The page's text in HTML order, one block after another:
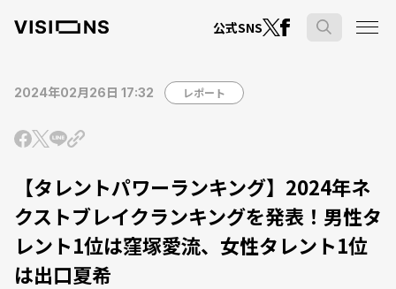
公式SNS
2024年02月26日 17:32 レポート
【タレントパワーランキング】2024年ネ
クストブレイクランキングを発表！男性タ
レント1位は窪塚愛流、女性タレント1位
は出口夏希